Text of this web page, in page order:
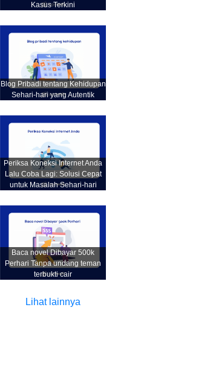
Kasus Terkini
Blog Pribadi tentang Kehidupan
Sehari-hari yang Autentik
Periksa Koneksi Internet Anda
Lalu Coba Lagi: Solusi Cepat
untuk Masalah Sehari-hari
Baca novel Dibayar 500k
Perhari Tanpa undang teman
terbukti cair
Lihat lainnya